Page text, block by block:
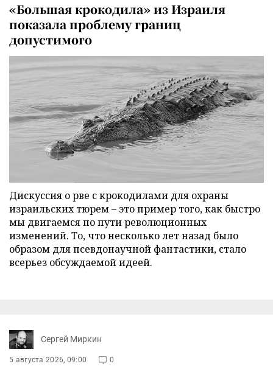
«Большая крокодила» из Израиля
показала проблему границ
допустимого
Дискуссия о рве с крокодилами для охраны
израильских тюрем – это пример того, как быстро
мы двигаемся по пути революционных
изменений. То, что несколько лет назад было
образом для псевдонаучной фантастики, стало
всерьез обсуждаемой идеей.
Сергей Миркин
5 августа 2026, 09:00 0